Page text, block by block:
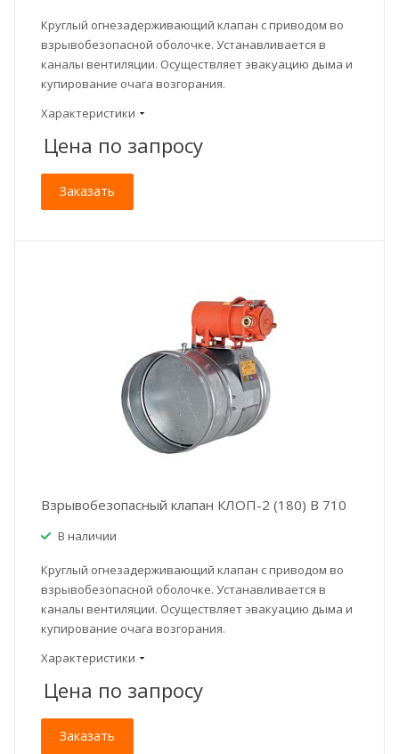
Круглый огнезадерживающий клапан с приводом во
взрывобезопасной оболочке. Устанавливается в
каналы вентиляции. Осуществляет эвакуацию дыма и
купирование очага возгорания.
Характеристики
Цена по запросу
Заказать
Взрывобезопасный клапан КЛОП-2 (180) В 710
В наличии
Круглый огнезадерживающий клапан с приводом во
взрывобезопасной оболочке. Устанавливается в
каналы вентиляции. Осуществляет эвакуацию дыма и
купирование очага возгорания.
Характеристики
Цена по запросу
Заказать